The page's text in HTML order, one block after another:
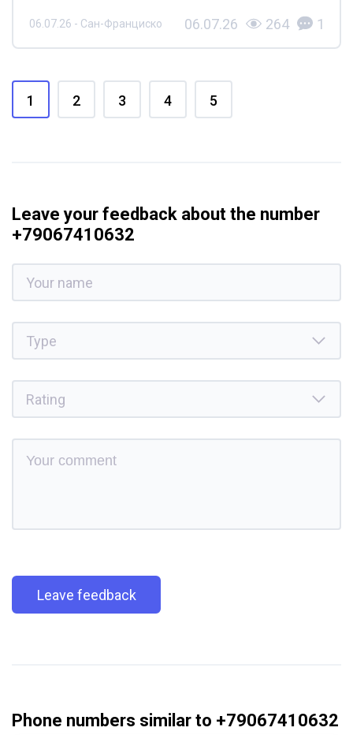
06.07.26 - Сан-Франциско 06.07.26 264 1
1 2 3 4 5
Leave your feedback about the number
+79067410632
Leave feedback
Phone numbers similar to +79067410632